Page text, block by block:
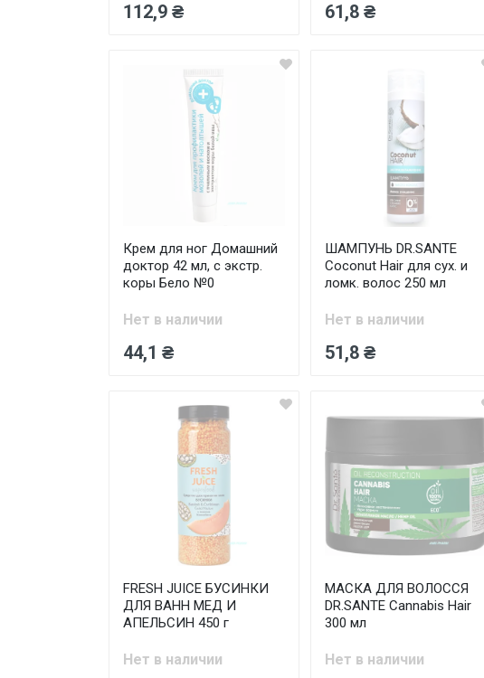
112,9 ₴ 61,8 ₴
Крем для ног Домашний
доктор 42 мл, с экстр.
коры Бело №0
Нет в наличии
44,1 ₴
ШАМПУНЬ DR.SANTE
Coconut Hair для сух. и
ломк. волос 250 мл
Нет в наличии
51,8 ₴
FRESH JUICE БУСИНКИ
ДЛЯ ВАНН МЕД И
АПЕЛЬСИН 450 г
Нет в наличии
МАСКА ДЛЯ ВОЛОССЯ
DR.SANTE Cannabis Hair
300 мл
Нет в наличии